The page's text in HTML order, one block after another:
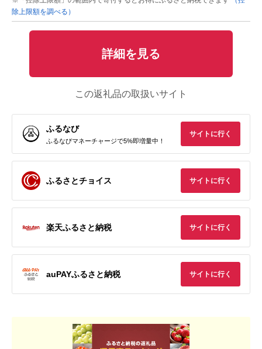
除上限額を調べる）
詳細を見る
この返礼品の取扱いサイト
ふるなび
ふるなびマネーチャージで5%即増量中！
サイトに行く
ふるさとチョイス サイトに行く
楽天ふるさと納税 サイトに行く
auPAYふるさと納税 サイトに行く